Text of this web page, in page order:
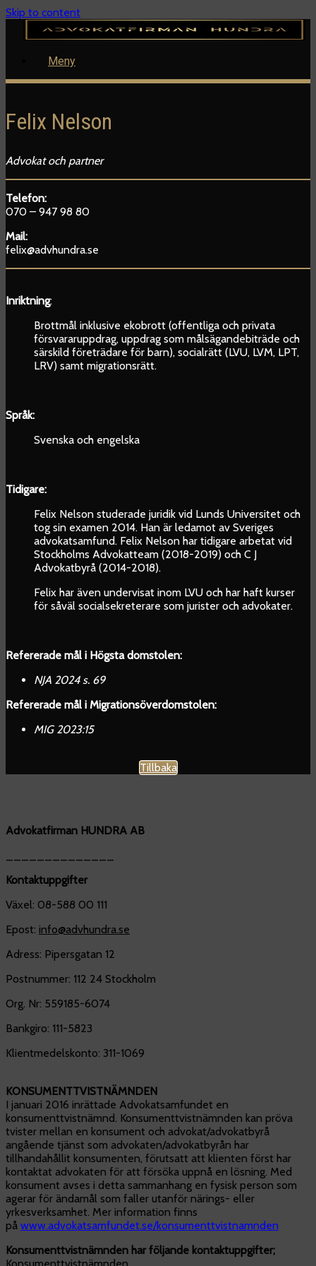
Skip to content
Meny
Felix Nelson
Advokat och partner
Telefon:
070 – 947 98 80
Mail:
felix@advhundra.se
Inriktning:
Brottmål inklusive ekobrott (offentliga och privata
försvararuppdrag, uppdrag som målsägandebiträde och
särskild företrädare för barn), socialrätt (LVU, LVM, LPT,
LRV) samt migrationsrätt.
Språk:
Svenska och engelska
Tidigare:
Felix Nelson studerade juridik vid Lunds Universitet och
tog sin examen 2014. Han är ledamot av Sveriges
advokatsamfund. Felix Nelson har tidigare arbetat vid
Stockholms Advokatteam (2018-2019) och C J
Advokatbyrå (2014-2018).
Felix har även undervisat inom LVU och har haft kurser
för såväl socialsekreterare som jurister och advokater.
Refererade mål i Högsta domstolen:
NJA 2024 s. 69
Refererade mål i Migrationsöverdomstolen:
MIG 2023:15
Tillbaka
Advokatfirman HUNDRA AB
Kontaktuppgifter
Växel: 08-588 00 111
Epost: info@advhundra.se
Adress: Pipersgatan 12
Postnummer: 112 24 Stockholm
Org. Nr: 559185-6074
Bankgiro: 111-5823
Klientmedelskonto: 311-1069
KONSUMENTTVISTNÄMNDEN
I januari 2016 inrättade Advokatsamfundet en
konsumenttvistnämnd. Konsumenttvistnämnden kan pröva
tvister mellan en konsument och advokat/advokatbyrå
angående tjänst som advokaten/advokatbyrån har
tillhandahållit konsumenten, förutsatt att klienten först har
kontaktat advokaten för att försöka uppnå en lösning. Med
konsument avses i detta sammanhang en fysisk person som
agerar för ändamål som faller utanför närings- eller
yrkesverksamhet. Mer information finns
på www.advokatsamfundet.se/konsumenttvistnamnden
Konsumenttvistnämnden har följande kontaktuppgifter;
Konsumenttvistnämnden